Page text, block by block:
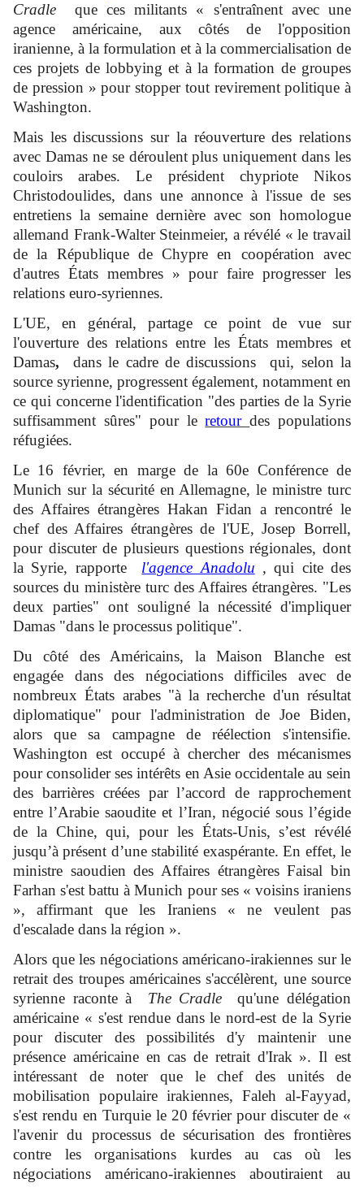
Cradle
que ces militants « s'entraînent avec une
agence américaine, aux côtés de l'opposition
iranienne, à la formulation et à la commercialisation de
ces projets de lobbying et à la formation de groupes
de pression » pour stopper tout revirement politique à
Washington.
Mais les discussions sur la réouverture des relations
avec Damas ne se déroulent plus uniquement dans les
couloirs arabes. Le président chypriote Nikos
Christodoulides, dans une annonce à l'issue de ses
entretiens la semaine dernière avec son homologue
allemand Frank-Walter Steinmeier, a révélé « le travail
de la République de Chypre en coopération avec
d'autres États membres » pour faire progresser les
relations euro-syriennes.
L'UE, en général, partage ce point de vue sur
l'ouverture des relations entre les États membres et
Damas, dans le cadre de discussions
qui, selon la
source syrienne, progressent également, notamment en
ce qui concerne l'identification "des parties de la Syrie
suffisamment sûres" pour leretourdes populations
réfugiées.
Le 16 février, en marge de la 60e Conférence de
Munich sur la sécurité en Allemagne, le ministre turc
des Affaires étrangères Hakan Fidan a rencontré le
chef des Affaires étrangères de l'UE, Josep Borrell,
pour discuter de plusieurs questions régionales, dont
la Syrie, rapporte l'agence Anadolu , qui cite des
sources du ministère turc des Affaires étrangères. "Les
deux parties" ont souligné la nécessité d'impliquer
Damas "dans le processus politique".
Du côté des Américains, la Maison Blanche est
engagée dans des négociations difficiles avec de
nombreux États arabes "à la recherche d'un résultat
diplomatique" pour l'administration de Joe Biden,
alors que sa campagne de réélection s'intensifie.
Washington est occupé à chercher des mécanismes
pour consolider ses intérêts en Asie occidentale au sein
des barrières créées par l’accord de rapprochement
entre l’Arabie saoudite et l’Iran, négocié sous l’égide
de la Chine, qui, pour les États-Unis, s’est révélé
jusqu’à présent d’une stabilité exaspérante. En effet, le
ministre saoudien des Affaires étrangères Faisal bin
Farhan s'est battu à Munich pour ses « voisins iraniens
», affirmant que les Iraniens « ne veulent pas
d'escalade dans la région ».
Alors que les négociations américano-irakiennes sur le
retrait des troupes américaines s'accélèrent, une source
syrienne raconte à The Cradle qu'une délégation
américaine « s'est rendue dans le nord-est de la Syrie
pour discuter des possibilités d'y maintenir une
présence américaine en cas de retrait d'Irak ». Il est
intéressant de noter que le chef des unités de
mobilisation populaire irakiennes, Faleh al-Fayyad,
s'est rendu en Turquie le 20 février pour discuter de «
l'avenir du processus de sécurisation des frontières
contre les organisations kurdes au cas où les
négociations américano-irakiennes aboutiraient au